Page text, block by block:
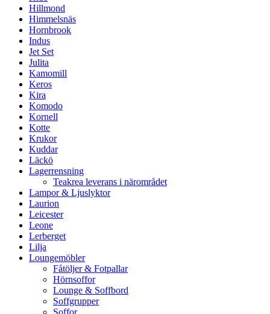
Hillmond
Himmelsnäs
Hornbrook
Indus
Jet Set
Julita
Kamomill
Keros
Kira
Komodo
Kornell
Kotte
Krukor
Kuddar
Läckö
Lagerrensning
Teakrea leverans i närområdet
Lampor & Ljuslyktor
Laurion
Leicester
Leone
Lerberget
Lilja
Loungemöbler
Fåtöljer & Fotpallar
Hörnsoffor
Lounge & Soffbord
Soffgrupper
Soffor